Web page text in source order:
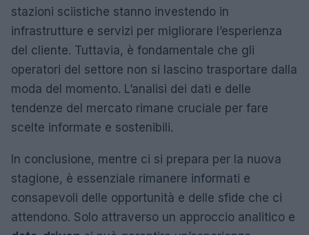
stazioni sciistiche stanno investendo in
infrastrutture e servizi per migliorare l’esperienza
del cliente. Tuttavia, è fondamentale che gli
operatori del settore non si lascino trasportare dalla
moda del momento. L’analisi dei dati e delle
tendenze del mercato rimane cruciale per fare
scelte informate e sostenibili.
In conclusione, mentre ci si prepara per la nuova
stagione, è essenziale rimanere informati e
consapevoli delle opportunità e delle sfide che ci
attendono. Solo attraverso un approccio analitico e